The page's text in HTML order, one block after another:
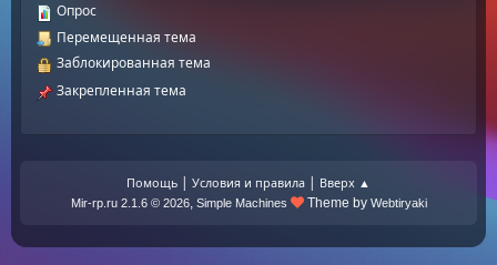
Опрос
Перемещенная тема
Заблокированная тема
Закрепленная тема
Помощь | Условия и правила | Вверх ▲
Mir-rp.ru 2.1.6 © 2026, Simple Machines Theme by Webtiryaki